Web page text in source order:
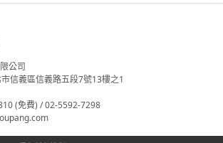
公司
信義區信義路五段7號13樓之1
(免費) / 02-5592-7298